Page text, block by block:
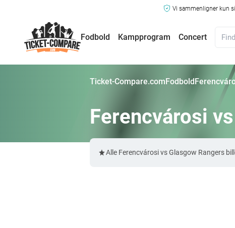
Vi sammenligner kun
Fodbold Kampprogram Concert
Ticket-Compare.comFodbold
Ferencvárosi
Alle Ferencvárosi vs Glasgow Rangers